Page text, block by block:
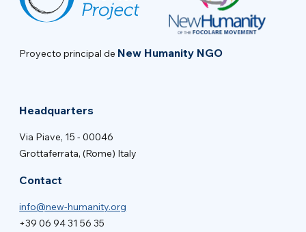
Proyecto principal de New Humanity NGO
Headquarters
Via Piave, 15 - 00046
Grottaferrata, (Rome) Italy
Contact
info@new-humanity.org
+39 06 94 31 56 35